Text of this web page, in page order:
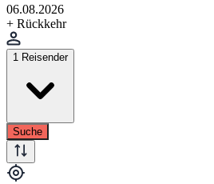
06.08.2026
+ Rückkehr
1 Reisender
Suche